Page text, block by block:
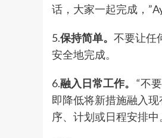
话，大家一起完成，
5.保持简单。 不要让任
安全地完成。
6.融入日常工作。 “不
即降低将新措施融入
序、计划或日程安排